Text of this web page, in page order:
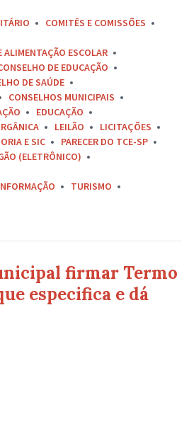
COMITÊS E COMISSÕES
ALIMENTAÇÃO ESCOLAR
DE EDUCAÇÃO
DE SAÚDE
CONSELHOS MUNICIPAIS
EDUCAÇÃO
LEILÃO
LICITAÇÕES
E SIC
PARECER DO TCE-SP
(ELETRÔNICO)
TURISMO
firmar Termo
especifica e dá